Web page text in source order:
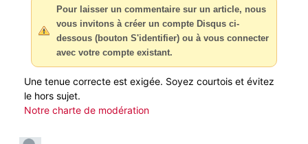
Pour laisser un commentaire sur un article, nous
vous invitons à créer un compte Disqus ci-
dessous (bouton S'identifier) ou à vous connecter
avec votre compte existant.
Une tenue correcte est exigée. Soyez courtois et évitez
le hors sujet.
Notre charte de modération